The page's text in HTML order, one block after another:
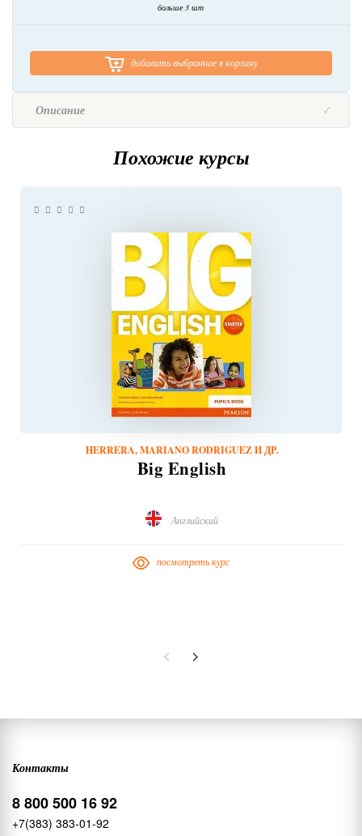
больше 3 шт
добавить выбранное в корзину
Описание
Похожие курсы
HERRERA, MARIANO RODRIGUEZ И ДР.
Big English
Английский
посмотреть курс
Контакты
8 800 500 16 92
+7(383) 383-01-92